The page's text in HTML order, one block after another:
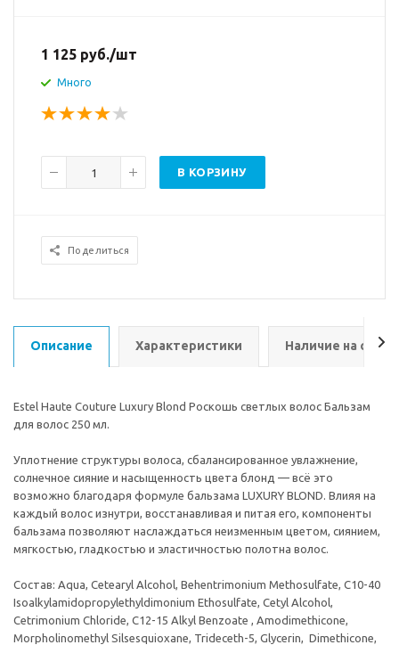
1 125 руб./шт
Много
В КОРЗИНУ
Поделиться
Описание Характеристики Наличие на
Estel Haute Couture Luxury Blond Роскошь светлых волос Бальзам
для волос 250 мл.
Уплотнение структуры волоса, сбалансированное увлажнение,
солнечное сияние и насыщенность цвета блонд — всё это
возможно благодаря формуле бальзама LUXURY BLOND. Влияя на
каждый волос изнутри, восстанавливая и питая его, компоненты
бальзама позволяют наслаждаться неизменным цветом, сиянием,
мягкостью, гладкостью и эластичностью полотна волос.
Состав: Aqua, Cetearyl Alcohol, Behentrimonium Methosulfate, C10-40
Isoalkylamidopropylethyldimonium Ethosulfate, Cetyl Alcohol,
Cetrimonium Chloride, C12-15 Alkyl Benzoate , Amodimethicone,
Morpholinomethyl Silsesquioxane, Trideceth-5, Glycerin, Dimethicone,